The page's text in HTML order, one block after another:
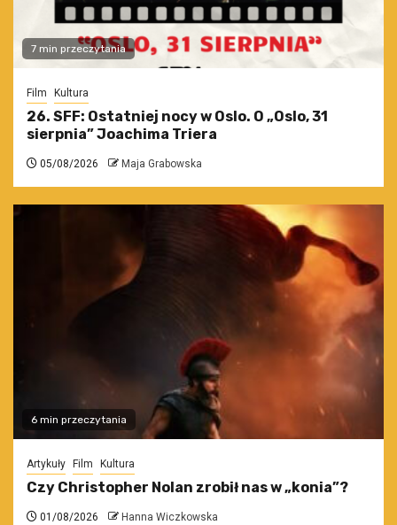
7 min przeczytania
Film Kultura
26. SFF: Ostatniej nocy w Oslo. O „Oslo, 31
sierpnia” Joachima Triera
05/08/2026 Maja Grabowska
6 min przeczytania
Artykuły Film Kultura
Czy Christopher Nolan zrobił nas w „konia”?
01/08/2026 Hanna Wiczkowska